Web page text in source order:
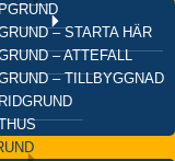
– STARTA HÄR
– ATTEFALL
– TILLBYGGNAD